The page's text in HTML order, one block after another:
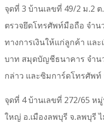
จุดที่ 3 บ้านเลขที่ 49/2 ม.2 ต
ตรวจยึดโทรศัพท์มือถือ จำน
ทางการเงินให้แก่ลูกค้า และ
บาท สมุดบัญชีธนาคาร จำน
กล่าว และซิมการ์ดโทรศัพท์
จุดที่ 4บ้านเลขที่ 272/65 ห
ใหญ่ อ.เมืองลพบุรี จ.ลพบุรี